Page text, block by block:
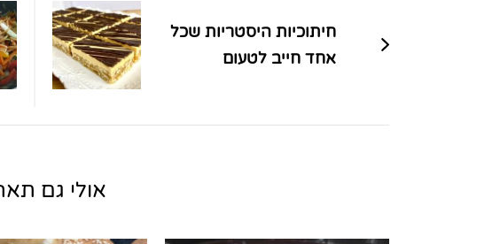
חיתוכיות היסטריות שכל
אחד חייב לטעום
אולי גם